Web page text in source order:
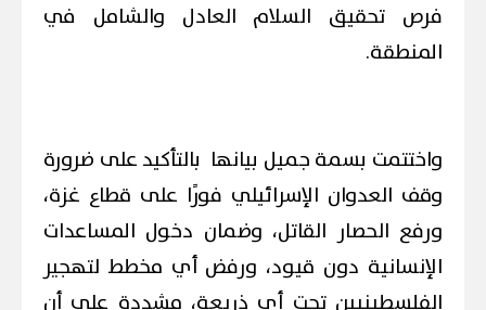
فرص تحقيق السلام العادل والشامل في
المنطقة.
واختتمت بسمة جميل بيانها بالتأكيد على ضرورة
وقف العدوان الإسرائيلي فورًا على قطاع غزة،
ورفع الحصار القاتل، وضمان دخول المساعدات
الإنسانية دون قيود، ورفض أي مخطط لتهجير
الفلسطينيين تحت أي ذريعة، مشددة على أن